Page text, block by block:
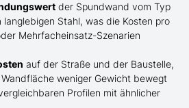
der Spundwand vom Typ
Stahl, was die Kosten pro
Mehrfacheinsatz-Szenarien
auf der Straße und der Baustelle,
weniger Gewicht bewegt
Profilen mit ähnlicher